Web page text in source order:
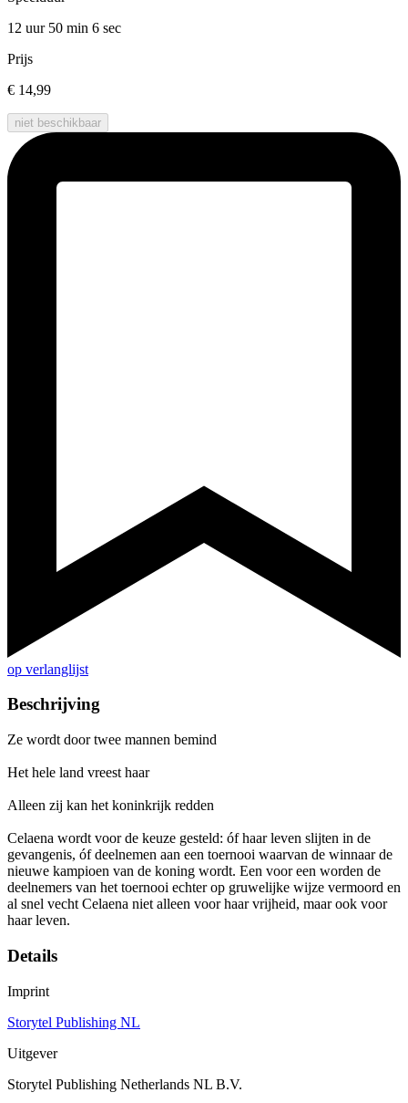
12 uur 50 min 6 sec
Prijs
€ 14,99
niet beschikbaar
op verlanglijst
Beschrijving
Ze wordt door twee mannen bemind
Het hele land vreest haar
Alleen zij kan het koninkrijk redden
Celaena wordt voor de keuze gesteld: óf haar leven slijten in de
gevangenis, óf deelnemen aan een toernooi waarvan de winnaar de
nieuwe kampioen van de koning wordt. Een voor een worden de
deelnemers van het toernooi echter op gruwelijke wijze vermoord en
al snel vecht Celaena niet alleen voor haar vrijheid, maar ook voor
haar leven.
Details
Imprint
Storytel Publishing NL
Uitgever
Storytel Publishing Netherlands NL B.V.